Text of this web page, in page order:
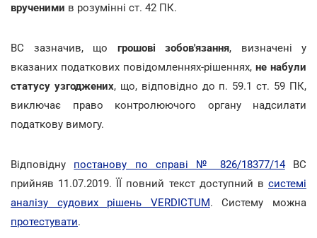
врученими в розумінні ст. 42 ПК.
ВС зазначив, що грошові зобов'язання, визначені у
вказаних податкових повідомленнях-рішеннях, не набули
статусу узгоджених, що, відповідно до п. 59.1 ст. 59 ПК,
виключає право контролюючого органу надсилати
податкову вимогу.
Відповідну постанову по справі № 826/18377/14ВС
прийняв 11.07.2019. ЇЇ повний текст доступний в системі
аналізу судових рішень VERDICTUM. Систему можна
протестувати.